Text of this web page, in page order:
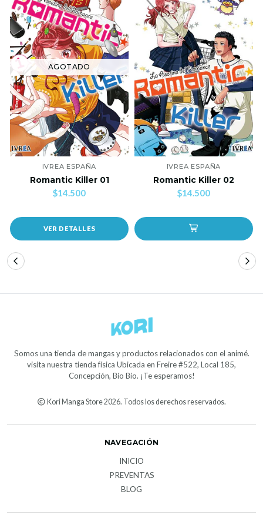
AGOTADO
IVREA ESPAÑA
Romantic Killer 01
$14.500
VER DETALLES
IVREA ESPAÑA
Romantic Killer 02
$14.500
Somos una tienda de mangas y productos relacionados con el animé.
visita nuestra tienda física Ubicada en Freire #522, Local 185,
Concepción, Bío Bío. ¡Te esperamos!
Kori Manga Store 2026. Todos los derechos reservados.
NAVEGACIÓN
INICIO
PREVENTAS
BLOG